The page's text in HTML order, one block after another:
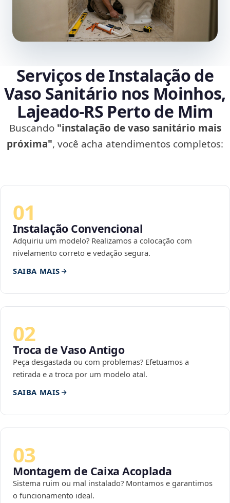
Serviços de Instalação de
Vaso Sanitário nos Moinhos,
Lajeado‑RS Perto de Mim
Buscando "instalação de vaso sanitário mais
próxima", você acha atendimentos completos:
01
Instalação Convencional
Adquiriu um modelo? Realizamos a colocação com
nivelamento correto e vedação segura.
SAIBA MAIS
02
Troca de Vaso Antigo
Peça desgastada ou com problemas? Efetuamos a
retirada e a troca por um modelo atal.
SAIBA MAIS
03
Montagem de Caixa Acoplada
Sistema ruim ou mal instalado? Montamos e garantimos
o funcionamento ideal.